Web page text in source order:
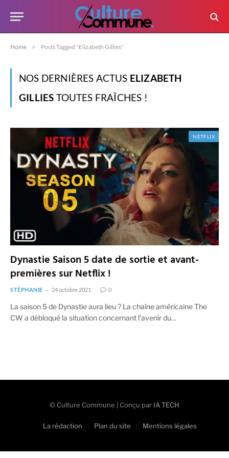
Home » Posts Tagged "Elizabeth Gillies"
NOS DERNIÈRES ACTUS ELIZABETH
GILLIES TOUTES FRAÎCHES !
NETFLIX
Dynastie Saison 5 date de sortie et avant-
premières sur Netflix !
STÉPHANIE 24 octobre 2021 0
La saison 5 de Dynastie aura lieu ? La chaîne américaine The
CW a débloqué la situation concernant l’avenir du…
© Culture Commune | Conçu par IA TECH
La rédaction Plan du site Mentions légales